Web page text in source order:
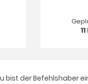
der Befehlshaber